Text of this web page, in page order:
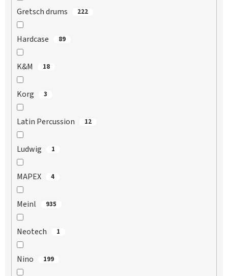
Gretsch drums 222
Hardcase 89
K&M 18
Korg 3
Latin Percussion 12
Ludwig 1
MAPEX 4
Meinl 935
Neotech 1
Nino 199